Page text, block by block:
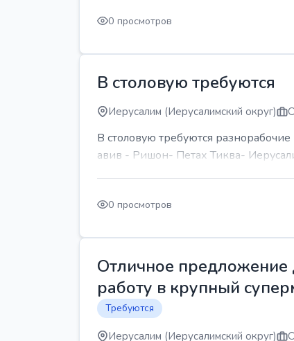
0 просмотров
В столовую требуются
Иерусалим (Иерусалимский округ)
В столовую требуются
авив - Ришон- Петах Тиква-
0 просмотров
Отличное предложение
работу в крупный
Требуются
Иерусалим (Иерусалимский округ)